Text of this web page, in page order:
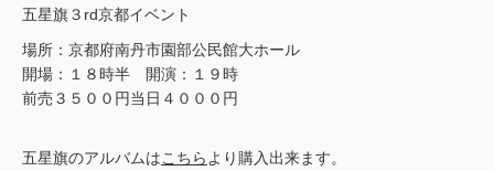
五星旗３rd京都イベント
場所：京都府南丹市園部公民館大ホール
開場：１８時半 開演：１９時
前売３５００円当日４０００円
五星旗のアルバムはこちら より購入出来ます。